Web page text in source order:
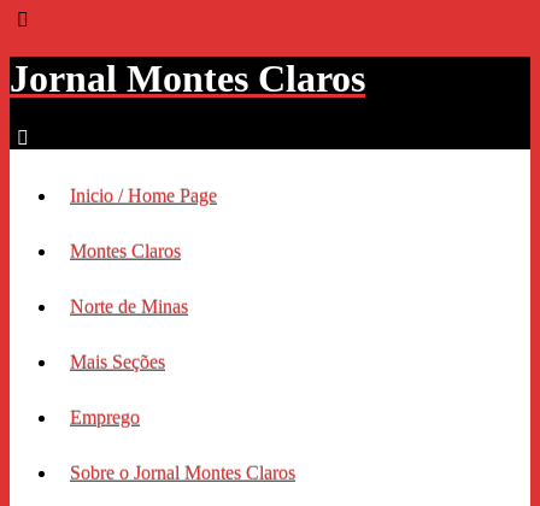
Jornal Montes Claros
Inicio / Home Page
Montes Claros
Norte de Minas
Mais Seções
Emprego
Sobre o Jornal Montes Claros